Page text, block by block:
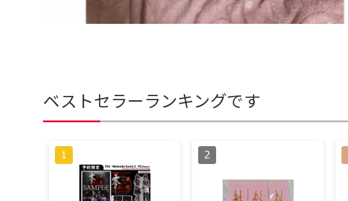
ベストセラーランキングです